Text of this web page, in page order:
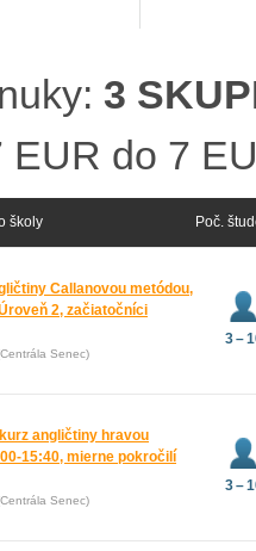
3
EUR do 7
školy Poč.
Callanovou metódou,
2, začiatočníci
Senec)
3 –
angličtiny hravou
15:40, mierne pokročilí
Senec)
3 –